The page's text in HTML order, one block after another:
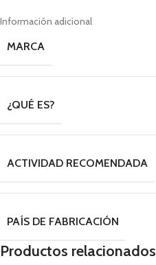
Información adicional
MARCA
¿QUÉ ES?
ACTIVIDAD RECOMENDADA
PAÍS DE FABRICACIÓN
Productos relacionados